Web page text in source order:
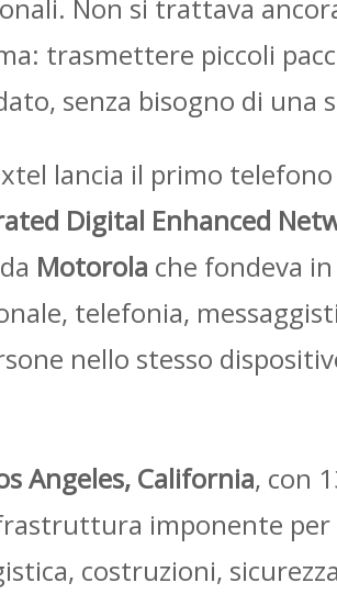
Non si trattava
trasmettere piccoli
senza bisogno di una
lancia il primo
Digital Enhanced
Motorola che fondeva
telefonia,
nello stesso
Angeles, California, con
imponente per
costruzioni,